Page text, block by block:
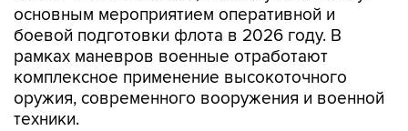
основным мероприятием оперативной и
боевой подготовки флота в 2026 году. В
рамках маневров военные отработают
комплексное применение высокоточного
оружия, современного вооружения и военной
техники.